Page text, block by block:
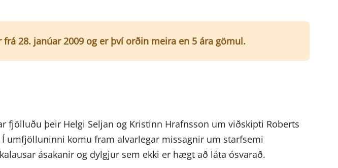
frá 28. janúar 2009 og er því orðin meira en 5 ára gömul.
fjölluðu þeir Helgi Seljan og Kristinn Hrafnsson um viðskipti Roberts
Í umfjölluninni komu fram alvarlegar missagnir um starfsemi
ásakanir og dylgjur sem ekki er hægt að láta ósvarað.